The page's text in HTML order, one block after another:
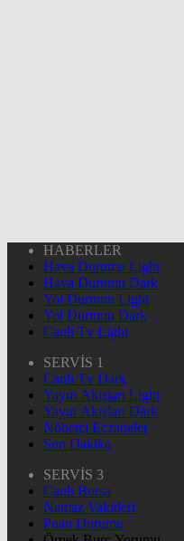
HABERLER
Hava Durumu Light
Hava Durumu Dark
Yol Durumu Light
Yol Durumu Dark
Canlı Tv Light
SERVİS 1
Canlı Tv Dark
Yayın Akışları Light
Yayın Akışları Dark
Nöbetçi Eczaneler
Son Dakika
SERVİS 3
Canlı Borsa
Namaz Vakitleri
Puan Durumu